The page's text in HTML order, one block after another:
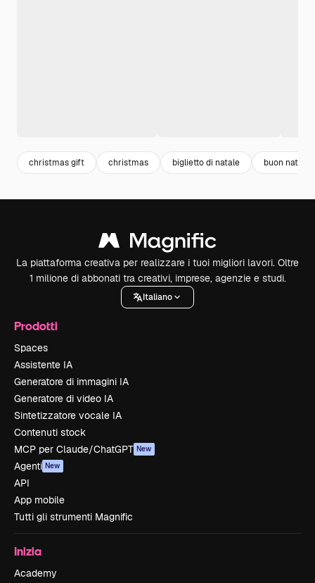
christmas gift christmas biglietto di natale buon natale
La piattaforma creativa per realizzare i tuoi migliori lavori. Oltre
1 milione di abbonati tra creativi, imprese, agenzie e studi.
Italiano
Prodotti
Spaces
Assistente IA
Generatore di immagini IA
Generatore di video IA
Sintetizzatore vocale IA
Contenuti stock
MCP per Claude/ChatGPT New
Agenti New
API
App mobile
Tutti gli strumenti Magnific
Inizia
Academy